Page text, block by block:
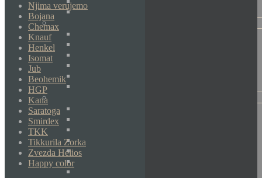
Njima verujemo
Bojana
Chemax
Knauf
Henkel
Isomat
Jub
Beohemik
HGP
Kana
Saratoga
Smirdex
TKK
Tikkurila Zorka
Zvezda Helios
Happy color